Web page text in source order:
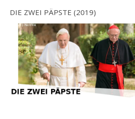
DIE ZWEI PÄPSTE (2019)